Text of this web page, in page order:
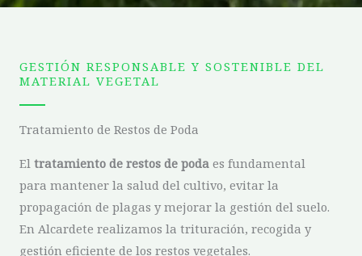
GESTIÓN RESPONSABLE Y SOSTENIBLE DEL
MATERIAL VEGETAL
Tratamiento de Restos de Poda
El tratamiento de restos de poda es fundamental
para mantener la salud del cultivo, evitar la
propagación de plagas y mejorar la gestión del suelo.
En Alcardete realizamos la trituración, recogida y
gestión eficiente de los restos vegetales.